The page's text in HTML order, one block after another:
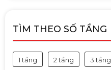
TÌM THEO SỐ TẦNG
1 tầng 2 tầng 3 tầng